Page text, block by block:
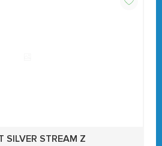
STREAM Z